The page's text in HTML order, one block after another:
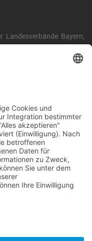
Landesverbände Bayern,
der Regionalliga in
unter der Adresse